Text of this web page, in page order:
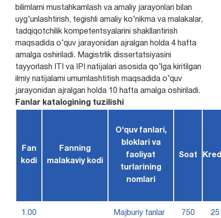
bilimlami mustahkamlash va amaliy jarayonlari bilan
uyg‘unlashtirish, tegishli amaliy ko‘nikma va malakalar,
tadqiqotchilik kompetentsyalarini shakllantirish
maqsadida o‘quv jarayonidan ajralgan holda 4 hafta
amalga oshiriladi. Magistrlik dissertatsiyasini
tayyorlash ITI va IPI natijalari asosida qo’lga kiritilgan
ilmiy natijalami umumlashtitish maqsadida o‘quv
jarayonidan ajralgan holda 10 hafta amalga oshiriladi.
Fanlar katalogining tuzilishi
Fan
kodi
Fanning
malakaviy kodi
O‘quv fanlari,
bloklari va
faoliyat
turlarining
nomlari
Soat
1.00 Majburiy fanlar 750 25